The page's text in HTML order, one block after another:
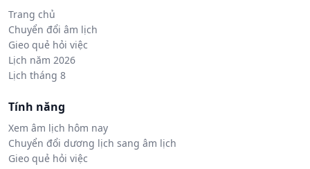
Trang chủ
Chuyển đổi âm lịch
Gieo quẻ hỏi việc
Lịch năm 2026
Lịch tháng 8
Tính năng
Xem âm lịch hôm nay
Chuyển đổi dương lịch sang âm lịch
Gieo quẻ hỏi việc